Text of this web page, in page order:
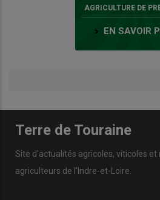
AGRICULTURE DE
EN SAVOIR
Terre de Touraine
Site d'actualités agricoles, viticoles et
agriculteurs de l'Indre-et-Loire.